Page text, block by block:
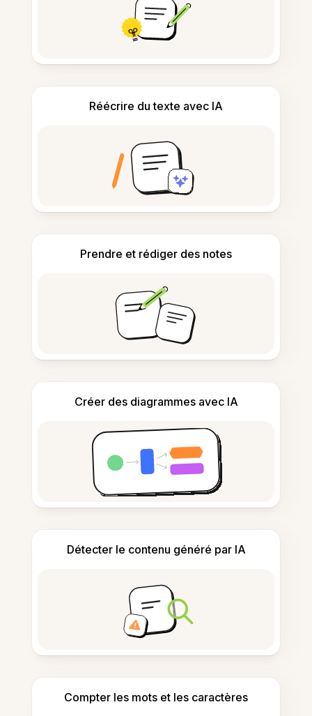
Réécrire du texte avec IA
Prendre et rédiger des notes
Créer des diagrammes avec IA
Détecter le contenu généré par IA
Compter les mots et les caractères